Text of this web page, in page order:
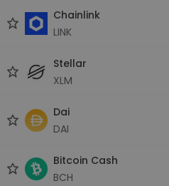
Chainlink
LINK
Stellar
XLM
Dai
DAI
Bitcoin Cash
BCH